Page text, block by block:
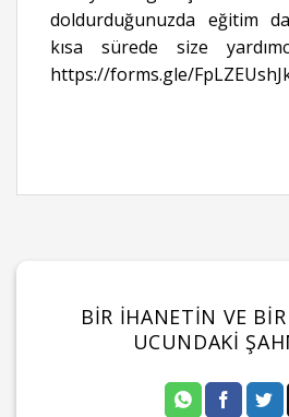
doldurduğunuzda eğitim
kısa sürede size
https://forms.gle/
BIR İHANETIN VE
UCUNDAKI